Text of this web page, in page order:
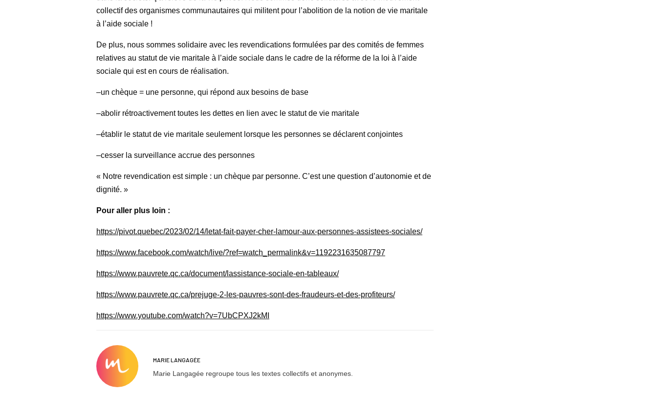
collectif des organismes communautaires qui militent pour l’abolition de la notion de vie maritale
à l’aide sociale !
De plus, nous sommes solidaire avec les revendications formulées par des comités de femmes
relatives au statut de vie maritale à l’aide sociale dans le cadre de la réforme de la loi à l’aide
sociale qui est en cours de réalisation.
–un chèque = une personne, qui répond aux besoins de base
–abolir rétroactivement toutes les dettes en lien avec le statut de vie maritale
–établir le statut de vie maritale seulement lorsque les personnes se déclarent conjointes
–cesser la surveillance accrue des personnes
« Notre revendication est simple : un chèque par personne. C’est une question d’autonomie et de
dignité. »
Pour aller plus loin :
https://pivot.quebec/2023/02/14/letat-fait-payer-cher-lamour-aux-personnes-assistees-sociales/
https://www.facebook.com/watch/live/?ref=watch_permalink&v=1192231635087797
https://www.pauvrete.qc.ca/document/lassistance-sociale-en-tableaux/
https://www.pauvrete.qc.ca/prejuge-2-les-pauvres-sont-des-fraudeurs-et-des-profiteurs/
https://www.youtube.com/watch?v=7UbCPXJ2kMI
MARIE LANGAGÉE
Marie Langagée regroupe tous les textes collectifs et anonymes.